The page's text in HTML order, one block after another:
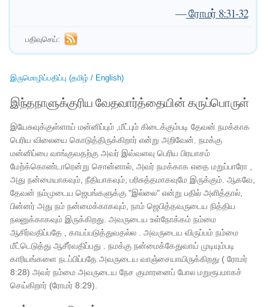
—ரோமர் 8:31-32
பதிவுசெய்:
இருமொழிப்பதிப்பு (தமிழ் / English)
இந்தநாளுக்குரிய வேதவார்த்தையின் கருப்பொருள்
இயேசுவுக்குள்ளாய் மன்னிப்பும் ,மீட்பும் கிடைக்கும்படி தேவன் நமக்காக
பெரிய விலையை கொடுத்திருக்கிறார் என்று அறிவேன். நமக்கு
மன்னிப்பை வாங்குவதற்கு அவர் இவ்வளவு பெரிய பிரயாசம்
மேற்க்கொண்டாரென்று சொன்னால், அவர் நமக்காக எதை மறுப்பாரோ ,
அது நன்மையாகவும், நீதியாகவும், பரிசுத்தமாகவுமே இருக்கும். ஆகவே,
தேவன் நம்முடைய ஜெபங்களுக்கு "இல்லை" என்று பதில் அளித்தால்,
பின்னர் அது நம் நன்மைக்காகவும், நாம் ஜெபித்தவருடைய நித்திய
நலனுக்காகவும் இருக்கிறது. அவருடைய உள்நோக்கம் நம்மை
ஆசிர்வதிப்பதே , காயப்படுத்துவதல்ல . அவருடைய விருப்பம் நம்மை
மீட்டெடுத்து ஆசீர்வதிப்பது . நமக்கு நன்மைக்கேதுவாய் முடியும்படி
காரியங்களை நடப்பிப்பதே அவருடைய வாஞ்சையாயிருக்கிறது ( ரோமர்
8:28) அவர் நம்மை அவருடைய நேச குமாரனைப் போல மறுரூபமாகச்
செய்கிறார் (ரோமர் 8:29).